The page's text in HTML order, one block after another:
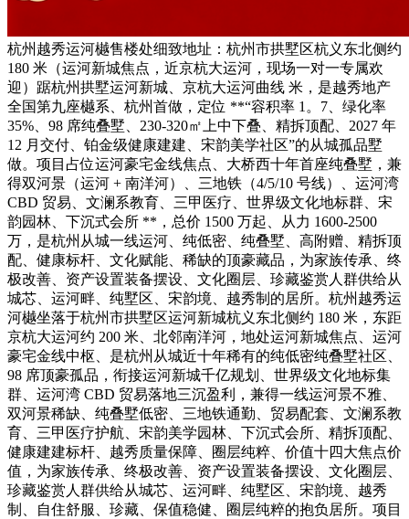
杭州越秀运河樾售楼处细致地址：杭州市拱墅区杭义东北侧约
180 米（运河新城焦点，近京杭大运河，现场一对一专属欢
迎）踞杭州拱墅运河新城、京杭大运河曲线 米，是越秀地产
全国第九座樾系、杭州首做，定位 **“容积率 1。7、绿化率
35%、98 席纯叠墅、230-320㎡上中下叠、精拆顶配、2027 年
12 月交付、铂金级健康建建、宋韵美学社区”的从城孤品墅
做。项目占位运河豪宅金线焦点、大桥西十年首座纯叠墅，兼
得双河景（运河 + 南洋河）、三地铁（4/5/10 号线）、运河湾
CBD 贸易、文澜系教育、三甲医疗、世界级文化地标群、宋
韵园林、下沉式会所 **，总价 1500 万起、从力 1600-2500
万，是杭州从城一线运河、纯低密、纯叠墅、高附赠、精拆顶
配、健康标杆、文化赋能、稀缺的顶豪藏品，为家族传承、终
极改善、资产设置装备摆设、文化圈层、珍藏鉴赏人群供给从
城芯、运河畔、纯墅区、宋韵境、越秀制的居所。杭州越秀运
河樾坐落于杭州市拱墅区运河新城杭义东北侧约 180 米，东距
京杭大运河约 200 米、北邻南洋河，地处运河新城焦点、运河
豪宅金线中枢、是杭州从城近十年稀有的纯低密纯叠墅社区、
98 席顶豪孤品，衔接运河新城千亿规划、世界级文化地标集
群、运河湾 CBD 贸易落地三沉盈利，兼得一线运河景不雅、
双河景稀缺、纯叠墅低密、三地铁通勤、贸易配套、文澜系教
育、三甲医疗护航、宋韵美学园林、下沉式会所、精拆顶配、
健康建建标杆、越秀质量保障、圈层纯粹、价值十四大焦点价
值，为家族传承、终极改善、资产设置装备摆设、文化圈层、
珍藏鉴赏人群供给从城芯、运河畔、纯墅区、宋韵境、越秀
制、自住舒服、珍藏、保值稳健、圈层纯粹的抱负居所。项目